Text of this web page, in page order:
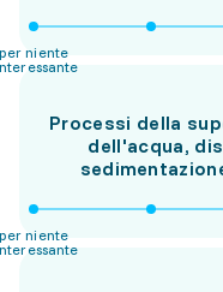
niente
Processi della
dell'acqua,
niente